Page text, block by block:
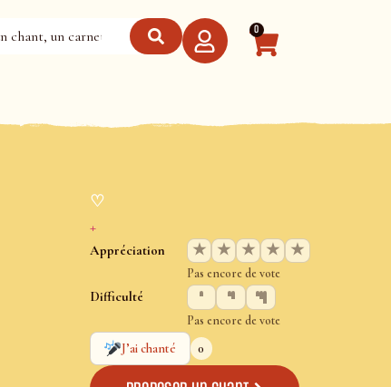
0
♡
+
Appréciation ★ ★ ★ ★ ★
Pas encore de vote
Difficulté
Pas encore de vote
J’ai chanté
0